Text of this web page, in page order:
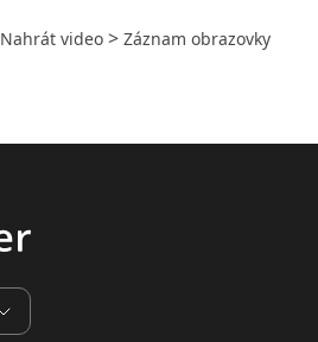
Nahrát video > Záznam obrazovky